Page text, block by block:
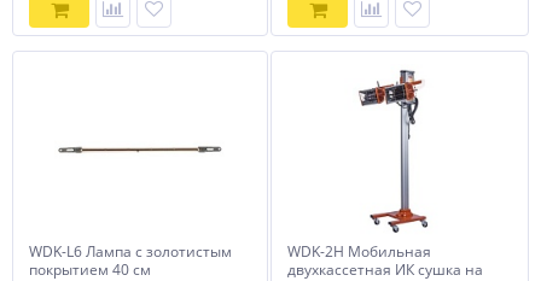
WDK-L6 Лампа с золотистым
покрытием 40 см
WDK-2H Мобильная
двухкассетная ИК сушка на